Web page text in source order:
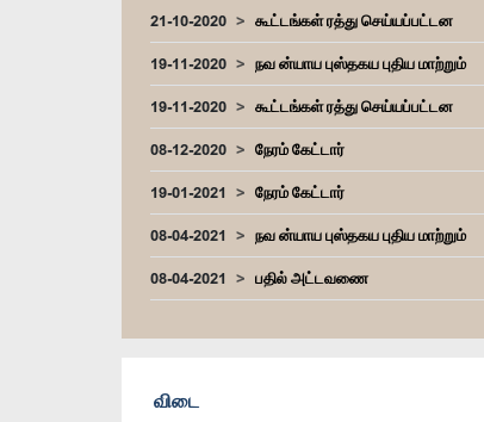
21-10-2020
கூட்டங்கள் ரத்து செய்யப்பட்டன
19-11-2020
நவ ன்யாய புஸ்தகய புதிய மாற்றும்
19-11-2020
கூட்டங்கள் ரத்து செய்யப்பட்டன
08-12-2020
நேரம் கேட்டார்
19-01-2021
நேரம் கேட்டார்
08-04-2021
நவ ன்யாய புஸ்தகய புதிய மாற்றும்
08-04-2021
பதில் அட்டவணை
விடை